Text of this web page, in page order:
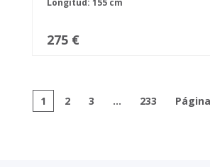
Longitud: 155 cm
275 €
1 2 3 ... 233